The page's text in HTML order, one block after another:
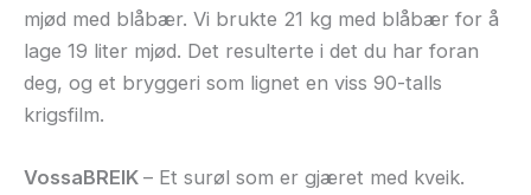
mjød med blåbær. Vi brukte 21 kg med blåbær for å
lage 19 liter mjød. Det resulterte i det du har foran
deg, og et bryggeri som lignet en viss 90-talls
krigsfilm.
VossaBREIK – Et surøl som er gjæret med kveik.